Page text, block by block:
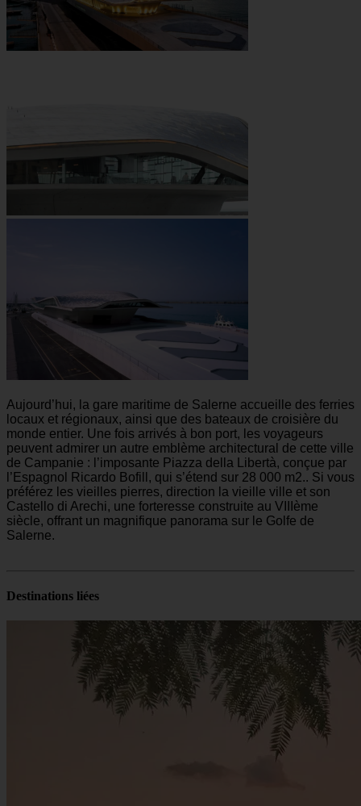
Aujourd’hui, la gare maritime de Salerne accueille des ferries
locaux et régionaux, ainsi que des bateaux de croisière du
monde entier. Une fois arrivés à bon port, les voyageurs
peuvent admirer un autre emblème architectural de cette ville
de Campanie : l’imposante Piazza della Libertà, conçue par
l’Espagnol Ricardo Bofill, qui s’étend sur 28 000 m2.. Si vous
préférez les vieilles pierres, direction la vieille ville et son
Castello di Arechi, une forteresse construite au VIIIème
siècle, offrant un magnifique panorama sur le Golfe de
Salerne.
Destinations liées